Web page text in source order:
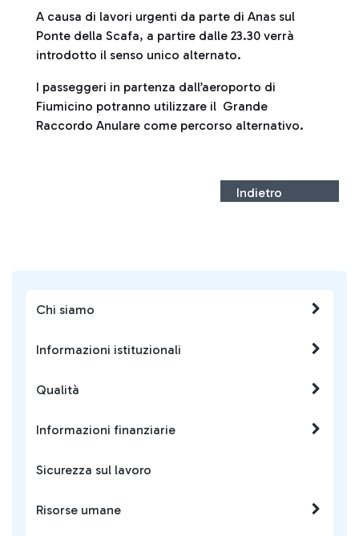
Chi siamo
Informazioni istituzionali
Qualità
Informazioni finanziarie
Sicurezza sul lavoro
Risorse umane
A causa di lavori urgenti da parte di Anas sul
Ponte della Scafa, a partire dalle 23.30 verrà
introdotto il senso unico alternato.
I passeggeri in partenza dall’aeroporto di
Fiumicino potranno utilizzare il Grande
Raccordo Anulare come percorso alternativo.
Indietro